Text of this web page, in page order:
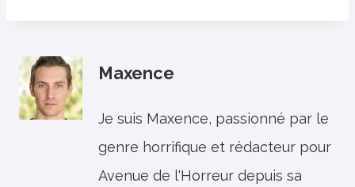
Maxence
Je suis Maxence, passionné par le
genre horrifique et rédacteur pour
Avenue de l'Horreur depuis sa